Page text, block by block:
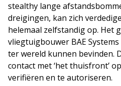
stealthy lange
dreigingen, kan zich
helemaal zelfstandig op. Het
vliegtuigbouwer BAE
ter wereld kunnen bevinden.
contact met ‘het thuisfront’
verifiëren en te autoriseren.